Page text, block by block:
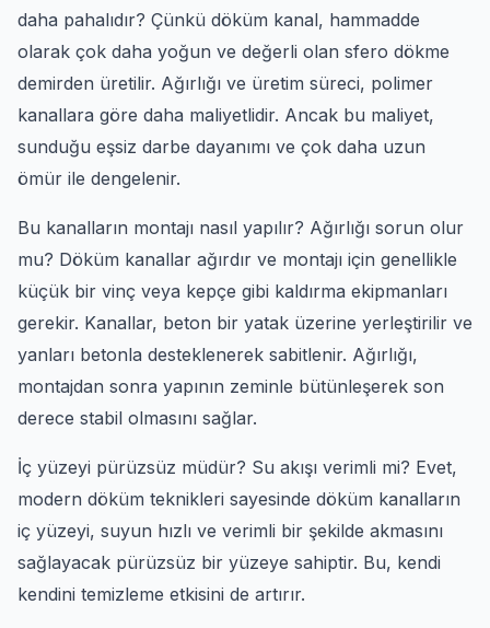
daha pahalıdır? Çünkü döküm kanal, hammadde
olarak çok daha yoğun ve değerli olan sfero dökme
demirden üretilir. Ağırlığı ve üretim süreci, polimer
kanallara göre daha maliyetlidir. Ancak bu maliyet,
sunduğu eşsiz darbe dayanımı ve çok daha uzun
ömür ile dengelenir.
Bu kanalların montajı nasıl yapılır? Ağırlığı sorun olur
mu? Döküm kanallar ağırdır ve montajı için genellikle
küçük bir vinç veya kepçe gibi kaldırma ekipmanları
gerekir. Kanallar, beton bir yatak üzerine yerleştirilir ve
yanları betonla desteklenerek sabitlenir. Ağırlığı,
montajdan sonra yapının zeminle bütünleşerek son
derece stabil olmasını sağlar.
İç yüzeyi pürüzsüz müdür? Su akışı verimli mi? Evet,
modern döküm teknikleri sayesinde döküm kanalların
iç yüzeyi, suyun hızlı ve verimli bir şekilde akmasını
sağlayacak pürüzsüz bir yüzeye sahiptir. Bu, kendi
kendini temizleme etkisini de artırır.